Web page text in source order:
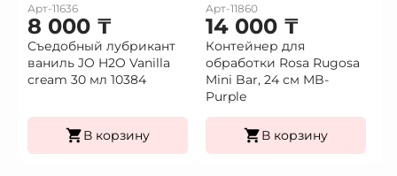
Арт-11636
8 000 ₸
Съедобный лубрикант
ваниль JO H2O Vanilla
cream 30 мл 10384
В корзину
Арт-11860
14 000 ₸
Контейнер для
обработки Rosa Rugosa
Mini Bar, 24 см MB-
Purple
В корзину